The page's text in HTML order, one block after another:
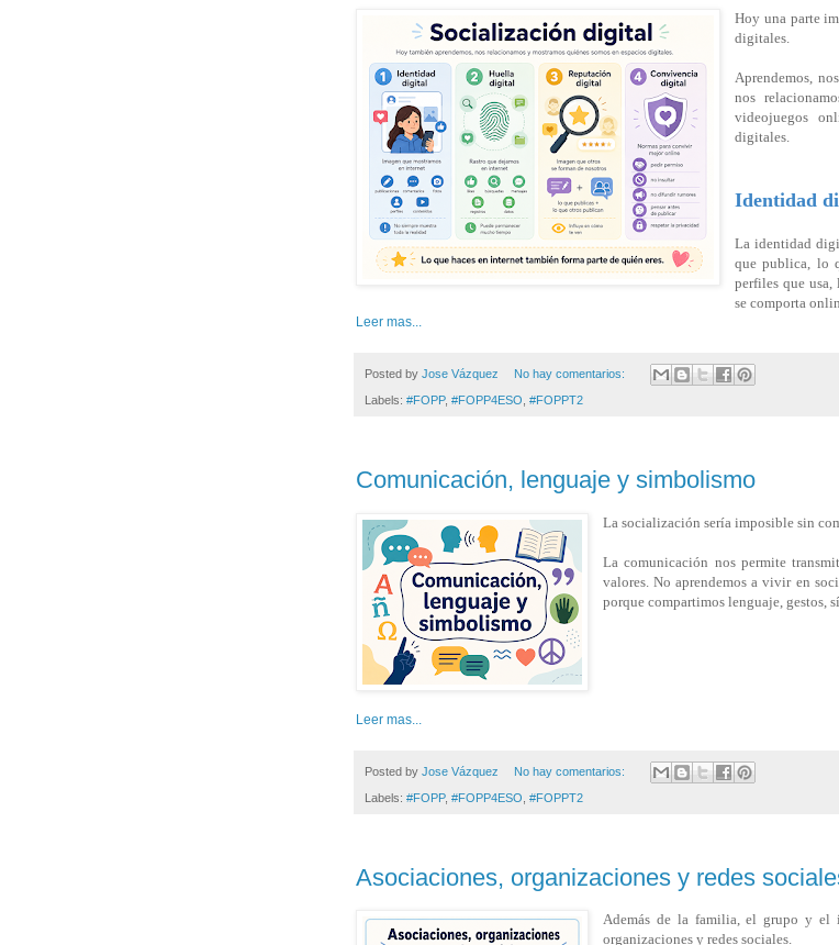
Hoy una parte
digitales.
Aprendemos,
nos
videojuegos
digitales.
Identidad
La identidad
que publica, lo
perfiles que
se comporta
Leer mas...
Posted by Jose Vázquez No hay comentarios:
Labels: #FOPP, #FOPP4ESO, #FOPPT2
Comunicación, lenguaje y simbolismo
La socialización sería imposible sin
La comunicación nos permite
valores. No aprendemos a vivir en
porque compartimos lenguaje, gestos,
Leer mas...
Posted by Jose Vázquez No hay comentarios:
Labels: #FOPP, #FOPP4ESO #FOPPT2
Asociaciones, organizaciones y redes
Además de la familia, el grupo y el
organizaciones y redes sociales.